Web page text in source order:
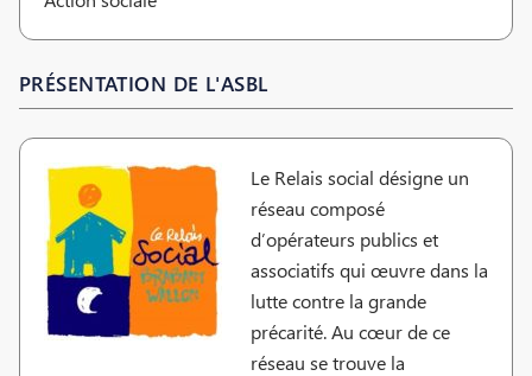
PRÉSENTATION DE L'ASBL
Le Relais social désigne un
réseau composé
d’opérateurs publics et
associatifs qui œuvre dans la
lutte contre la grande
précarité. Au cœur de ce
réseau se trouve la